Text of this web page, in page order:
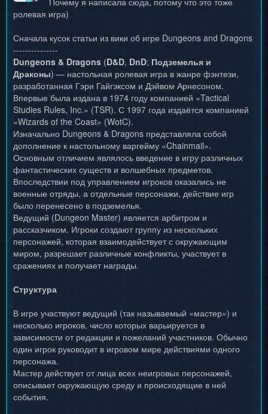
ролевая игра)
Сначала кусок статьи из вики об игре Dungeons and Dragons
---------------
Dungeons & Dragons (D&D, DnD; Подземелья и
Драконы) — настольная ролевая игра в жанре фэнтези,
разработанная Гэри Гайгэксом и Дэйвом Арнесоном.
Впервые была издана в 1974 году компанией «Tactical
Studies Rules, Inc.» (TSR). С 1997 года издаётся компанией
«Wizards of the Coast» (WotC).
Изначально Dungeons & Dragons представляла собой
дополнение к настольному варгейму «Chainmail».
Основным отличием являлось введение в игру различных
фантастических существ и волшебных предметов.
Впоследствии под управлением игроков оказались не
военные отряды, а отдельные персонажи, действие игр
было перенесено в подземелья.
Ведущий (Dungeon Master) является арбитром и
рассказчиком. Игроки создают группу из нескольких
персонажей, которая взаимодействует с окружающим
миром, разрешает различные конфликты, участвует в
сражениях и получает награды.
Структура
В игре участвуют ведущий (так называемый «мастер») и
несколько игроков, число которых варьируется в
зависимости от редакции и пожеланий участников. Обычно
один игрок руководит в игровом мире действиями одного
персонажа.
Мастер действует от лица всех неигровых персонажей,
описывает окружающую среду и происходящие в ней
события.